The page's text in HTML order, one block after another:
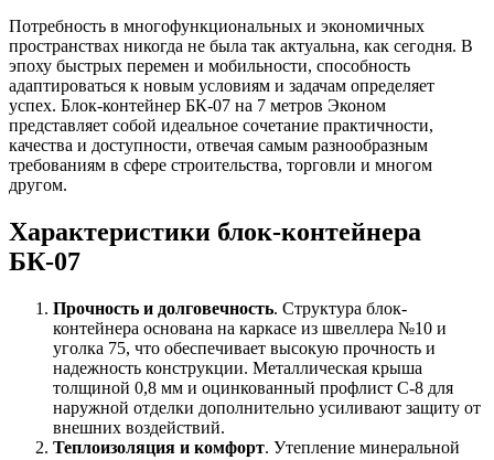
Потребность в многофункциональных и экономичных
пространствах никогда не была так актуальна, как сегодня. В
эпоху быстрых перемен и мобильности, способность
адаптироваться к новым условиям и задачам определяет
успех. Блок-контейнер БК-07 на 7 метров Эконом
представляет собой идеальное сочетание практичности,
качества и доступности, отвечая самым разнообразным
требованиям в сфере строительства, торговли и многом
другом.
Характеристики блок-контейнера
БК-07
Прочность и долговечность. Структура блок-
контейнера основана на каркасе из швеллера №10 и
уголка 75, что обеспечивает высокую прочность и
надежность конструкции. Металлическая крыша
толщиной 0,8 мм и оцинкованный профлист С-8 для
наружной отделки дополнительно усиливают защиту от
внешних воздействий.
Теплоизоляция и комфорт. Утепление минеральной